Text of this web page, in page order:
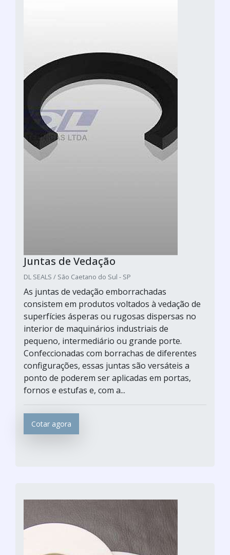
Juntas de Vedação
DL SEALS / São Caetano do Sul - SP
As juntas de vedação emborrachadas
consistem em produtos voltados à vedação de
superfícies ásperas ou rugosas dispersas no
interior de maquinários industriais de
pequeno, intermediário ou grande porte.
Confeccionadas com borrachas de diferentes
configurações, essas juntas são versáteis a
ponto de poderem ser aplicadas em portas,
fornos e estufas e, com a...
Cotar agora